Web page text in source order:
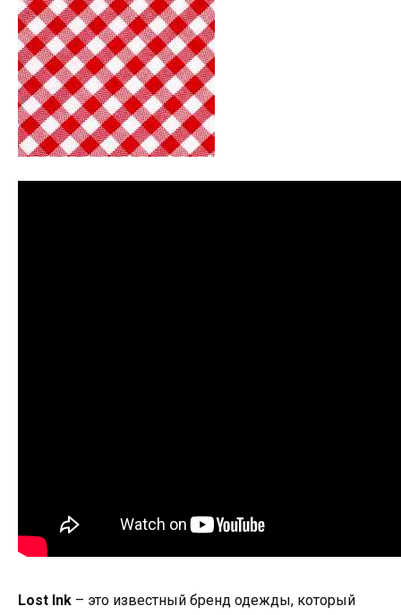
Lost Ink – это известный бренд одежды, который